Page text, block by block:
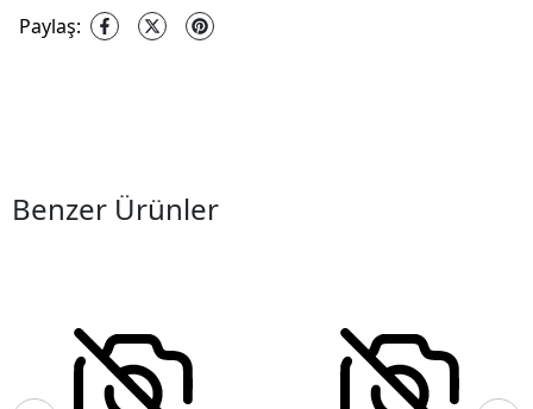
Paylaş:
Benzer Ürünler